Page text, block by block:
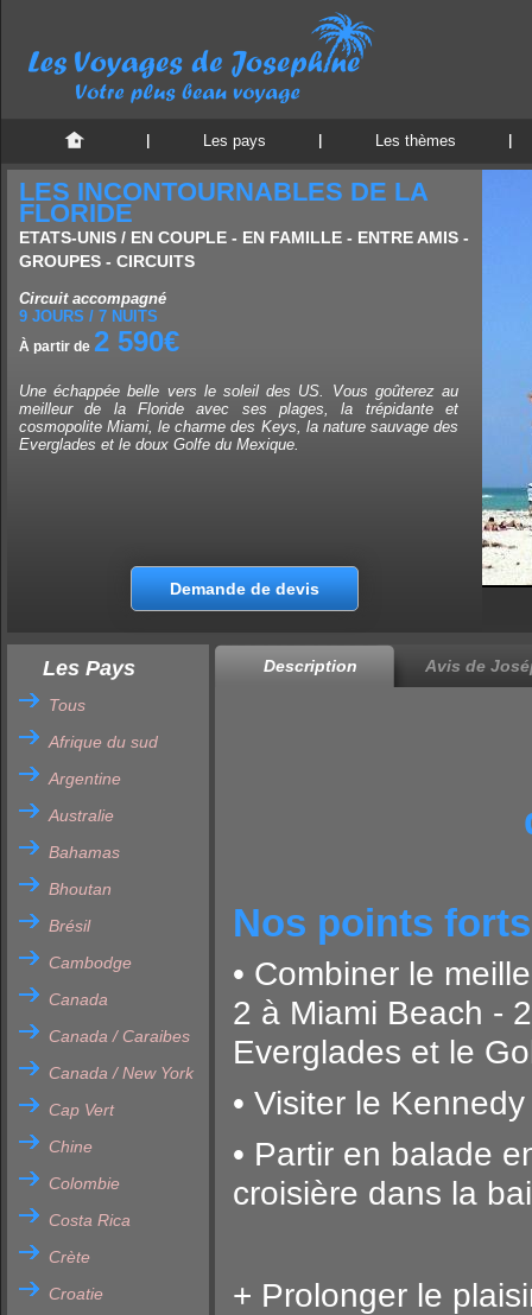
Les pays Les thèmes
LES INCONTOURNABLES DE LA
FLORIDE
ETATS-UNIS / EN COUPLE - EN FAMILLE - ENTRE AMIS -
GROUPES - CIRCUITS
Circuit accompagné
9 JOURS / 7 NUITS
À partir de 2 590€
Une échappée belle vers le soleil des US. Vous goûterez au
meilleur de la Floride avec ses plages, la trépidante et
cosmopolite Miami, le charme des Keys, la nature sauvage des
Everglades et le doux Golfe du Mexique.
Demande de devis
Les Pays
Tous
Afrique du sud
Argentine
Australie
Bahamas
Bhoutan
Brésil
Cambodge
Canada
Canada / Caraibes
Canada / New York
Cap Vert
Chine
Colombie
Costa Rica
Crète
Croatie
Description Avis de
Nos points forts
• Combiner le
2 à Miami Beach -
Everglades et le
• Visiter le
• Partir en balade
croisière dans la
+ Prolonger le